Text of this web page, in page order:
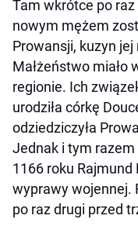
Tam wkrótce po
nowym mężem
Prowansji, kuzyn
Małżeństwo miało
regionie. Ich
urodziła córkę
odziedziczyła
Jednak i tym razem
1166 roku Rajmund
wyprawy wojennej.
po raz drugi przed